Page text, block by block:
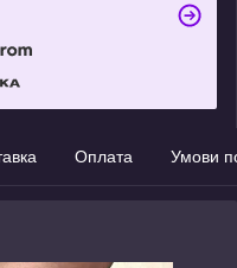
Оплата Умови